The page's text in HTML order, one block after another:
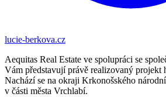
lucie-berkova.cz
Aequitas Real Estate ve spolupráci se
Vám představují právě realizovaný projekt
Nachází se na okraji Krkonošského
v části města Vrchlabí.